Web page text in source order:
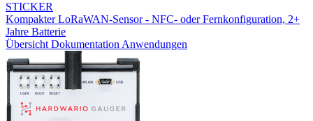
STICKER
Kompakter LoRaWAN-Sensor - NFC- oder Fernkonfiguration, 2+
Jahre Batterie
Übersicht Dokumentation Anwendungen